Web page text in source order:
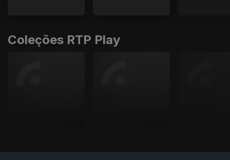
Coleções RTP Play